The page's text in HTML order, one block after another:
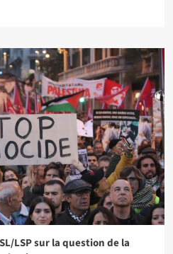
LSP sur la question de la